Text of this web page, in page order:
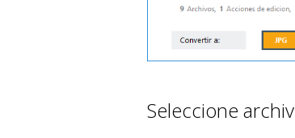
Seleccione